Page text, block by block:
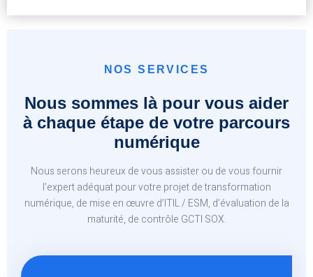
NOS SERVICES
Nous sommes là pour vous aider
à chaque étape de votre parcours
numérique
Nous serons heureux de vous assister ou de vous fournir
l’expert adéquat pour votre projet de transformation
numérique, de mise en œuvre d’ITIL / ESM, d’évaluation de la
maturité, de contrôle GCTI SOX.